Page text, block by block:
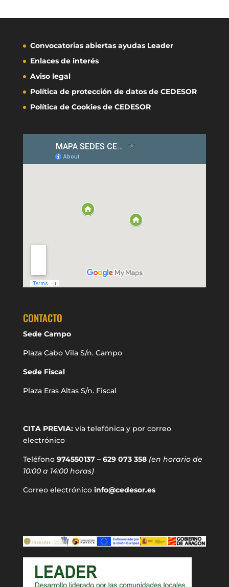
Convocatorias abiertas ayudas Leader
Enlaces de interés
Aviso legal
Política de protección de datos de CEDESOR
Política de Cookies de CEDESOR
CONTACTO
Sede Campo
Plaza Cabo Vila S/n. Campo
Sede Fiscal
Plaza Eras Altas S/n. Fiscal
CITA PREVIA:vía telefónica y por correo
electrónico
Teléfono 974550137 – 629 073 358 (en horario de
10:00 a 14:00 horas)
Correo electrónico info@cedesor.es